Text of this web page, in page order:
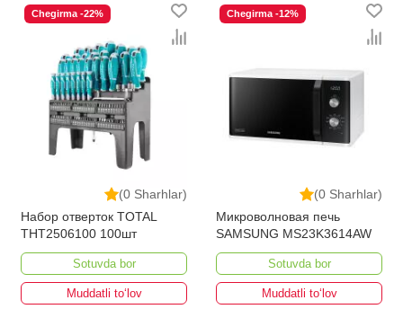
(0 Sharhlar)
Chegirma -22%
Набор отверток TOTAL
THT2506100 100шт
Sotuvda bor
Muddatli to‘lov
(0 Sharhlar)
Chegirma -12%
Микроволновая печь
SAMSUNG MS23K3614AW
Sotuvda bor
Muddatli to‘lov